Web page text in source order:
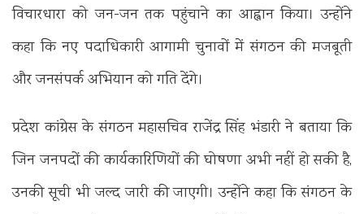
विचारधारा को जन-जन तक पहुंचाने का आह्वान किया। उन्होंने
कहा कि नए पदाधिकारी आगामी चुनावों में संगठन की मजबूती
और जनसंपर्क अभियान को गति देंगे।
प्रदेश कांग्रेस के संगठन महासचिव राजेंद्र सिंह भंडारी ने बताया कि
जिन जनपदों की कार्यकारिणियों की घोषणा अभी नहीं हो सकी है,
उनकी सूची भी जल्द जारी की जाएगी। उन्होंने कहा कि संगठन के